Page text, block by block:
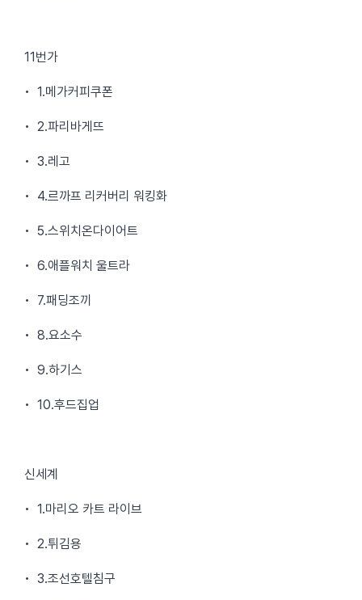
11번가
• 1.메가커피쿠폰
• 2.파리바게뜨
• 3.레고
• 4.르까프 리커버리 워킹화
• 5.스위치온다이어트
• 6.애플워치 울트라
• 7.패딩조끼
• 8.요소수
• 9.하기스
• 10.후드집업
신세계
• 1.마리오 카트 라이브
• 2.튀김용
• 3.조선호텔침구